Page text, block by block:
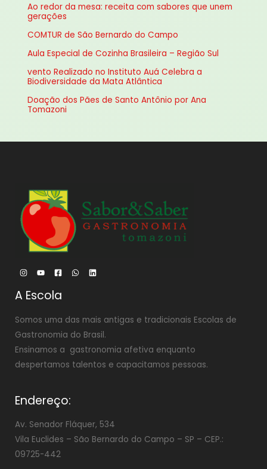
s
a
r
p
o
:
Ao redor da mesa: receita com sabores que unem
gerações
COMTUR de São Bernardo do Campo
Aula Especial de Cozinha Brasileira – Região Sul
vento Realizado no Instituto Auá Celebra a
Biodiversidade da Mata Atlântica
Doação dos Pães de Santo Antônio por Ana
Tomazoni
A Escola
Somos uma das mais antigas e tradicionais Escolas de
Gastronomia do Brasil.
Ensinamos a gastronomia afetiva enquanto
despertamos talentos e capacitamos pessoas.
Endereço:
Av. Senador Fláquer, 534
Vila Euclides – São Bernardo do Campo – SP – CEP.:
09725-442